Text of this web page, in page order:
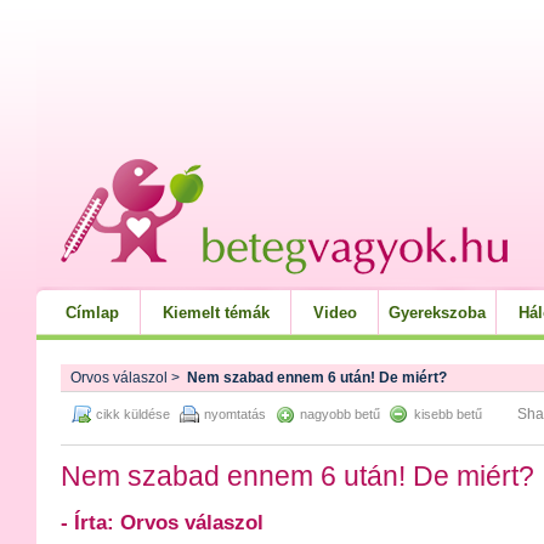
Címlap Kiemelt témák Video Gyerekszoba
Orvos válaszol > Nem szabad ennem 6 után! De miért?
cikk küldése nyomtatás nagyobb betű kisebb betű
Nem szabad ennem 6 után! De miért?
- Írta: Orvos válaszol